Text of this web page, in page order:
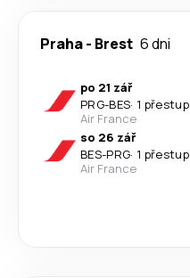
Praha- Brest 6 dni
po 21 zář
PRG-BES· 1 přestup
Air France
so 26 zář
BES-PRG· 1 přestup
Air France